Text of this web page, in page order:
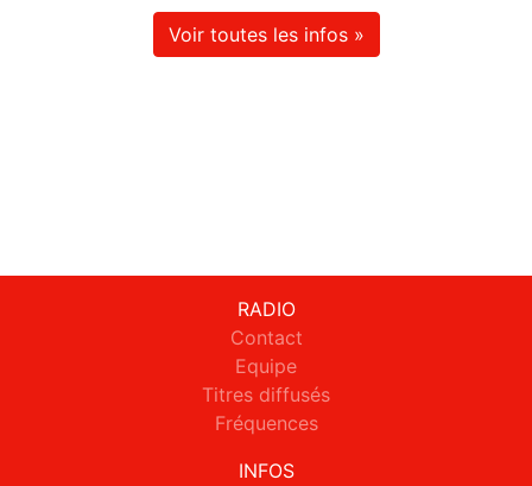
Voir toutes les infos »
RADIO
Contact
Equipe
Titres diffusés
Fréquences
INFOS